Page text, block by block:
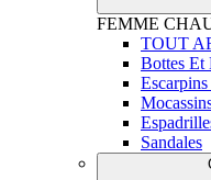
FEMME
TOUT
Bottes Et
Sandales